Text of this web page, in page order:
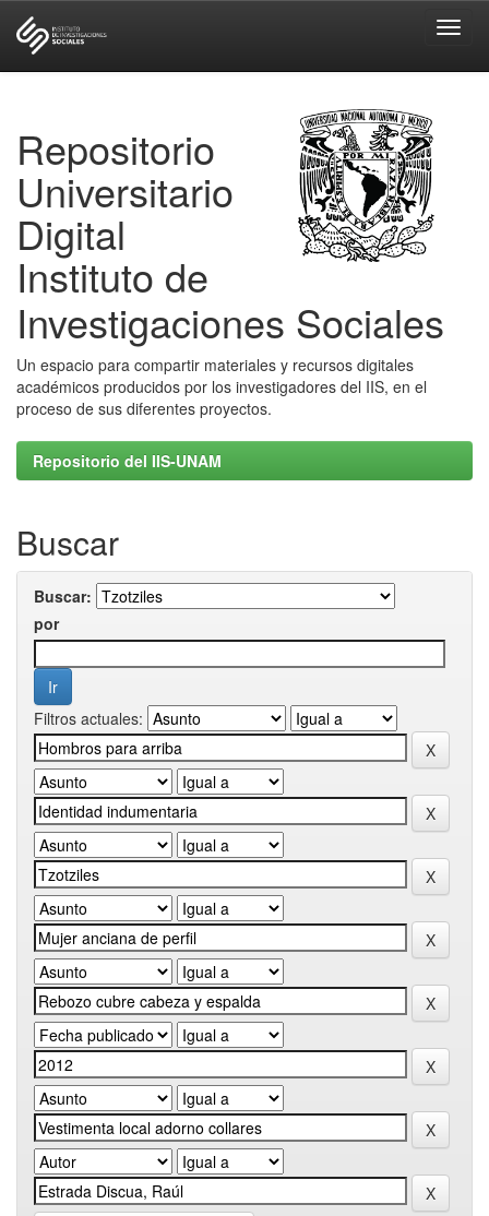
Repositorio
Universitario
Digital
Instituto de
Investigaciones Sociales
Un espacio para compartir materiales y recursos digitales
académicos producidos por los investigadores del IIS, en el
proceso de sus diferentes proyectos.
Repositorio del IIS-UNAM
Buscar
Buscar:
por
Filtros actuales: